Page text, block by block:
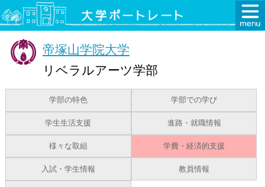
帝塚山学院大学
リベラルアーツ学部
学部の特色 学部での学び
学生生活支援 進路・就職情報
様々な取組 学費・経済的支援
入試・学生情報 教員情報